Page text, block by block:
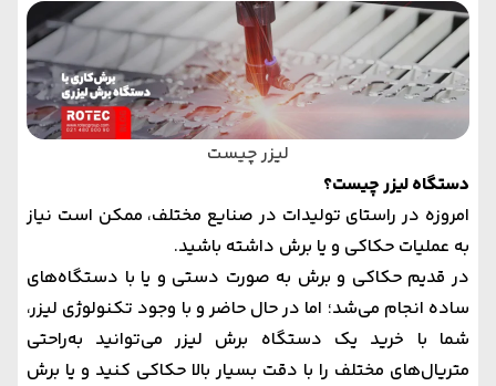
لیزر چیست
دستگاه لیزر چیست؟
امروزه در راستای تولیدات در صنایع مختلف، ممکن است نیاز
به عملیات حکاکی و یا برش داشته باشید.
در قدیم حکاکی و برش به صورت دستی و یا با دستگاه‌های
ساده انجام می‌شد؛ اما در حال حاضر و با وجود تکنولوژی لیزر،
شما با خرید یک دستگاه برش لیزر می‌توانید به‌راحتی
متریال‌های مختلف را با دقت بسیار بالا حکاکی کنید و یا برش